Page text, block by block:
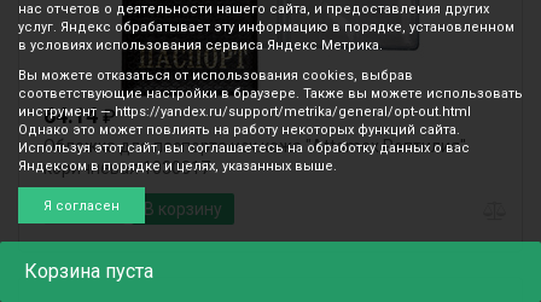
Корзина пуста
64.14₽
Обложка для паспорта иск.кожа "Attomex.Рептилия"
коричневая 1030317
В корзину
нас отчетов о деятельности нашего сайта, и предоставления других
услуг. Яндекс обрабатывает эту информацию в порядке, установленном
в условиях использования сервиса Яндекс Метрика.
Вы можете отказаться от использования cookies, выбрав
соответствующие настройки в браузере. Также вы можете использовать
инструмент — https://yandex.ru/support/metrika/general/opt-out.html
Однако это может повлиять на работу некоторых функций сайта.
Используя этот сайт, вы соглашаетесь на обработку данных о вас
Яндексом в порядке и целях, указанных выше.
Я согласен